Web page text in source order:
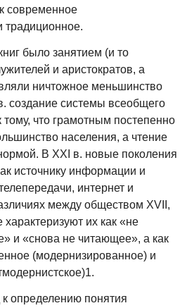
современное
традиционное.
было занятием (и то
и аристократов, а
ничтожное меньшинство
создание системы всеобщего
что грамотным постепенно
населения, а чтение
В XXI в. новые поколения
источнику информации и
интернет и
между обществом XVII,
их как «не
и «снова не читающее», а как
(модернизированное) и
определению понятия